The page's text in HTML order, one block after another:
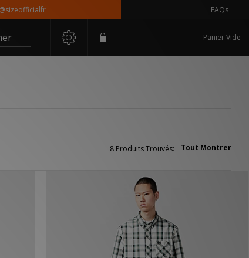
FAQs
Panier Vide
Tout Montrer
8 Produits Trouvés: